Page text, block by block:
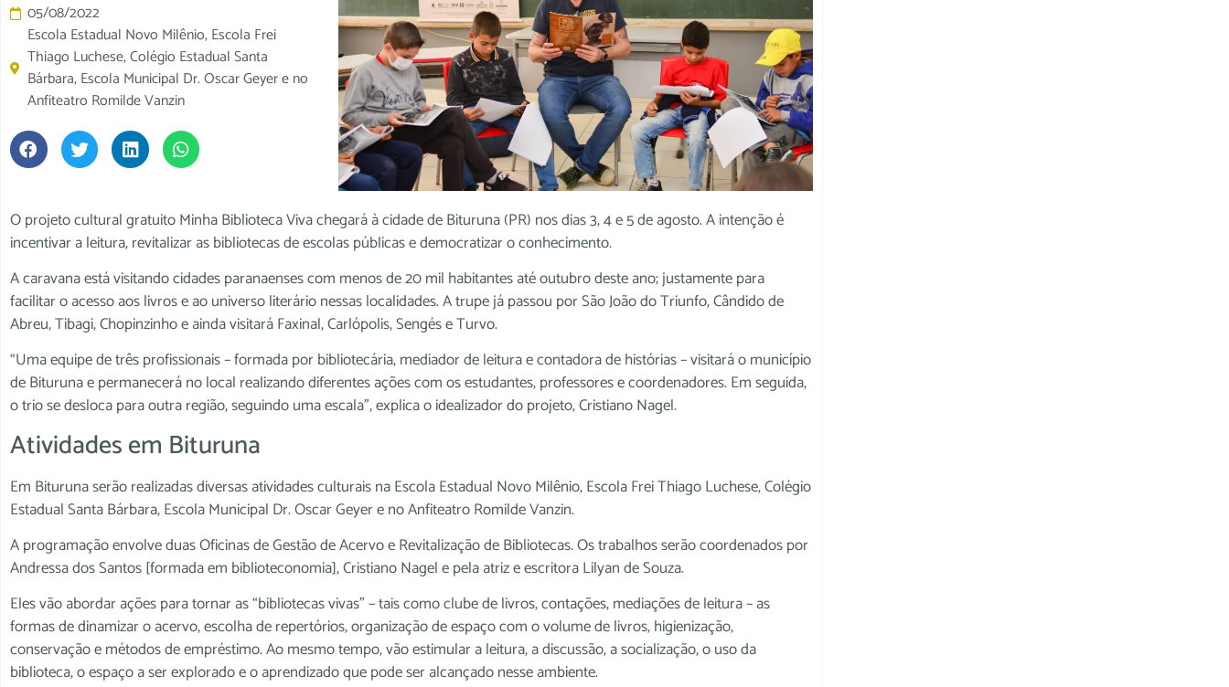
05/08/2022
Escola Estadual Novo Milênio, Escola Frei
Thiago Luchese, Colégio Estadual Santa
Bárbara, Escola Municipal Dr. Oscar Geyer e no
Anfiteatro Romilde Vanzin
O projeto cultural gratuito Minha Biblioteca Viva chegará à cidade de Bituruna (PR) nos dias 3, 4 e 5 de agosto. A intenção é
incentivar a leitura, revitalizar as bibliotecas de escolas públicas e democratizar o conhecimento.
A caravana está visitando cidades paranaenses com menos de 20 mil habitantes até outubro deste ano; justamente para
facilitar o acesso aos livros e ao universo literário nessas localidades. A trupe já passou por São João do Triunfo, Cândido de
Abreu, Tibagi, Chopinzinho e ainda visitará Faxinal, Carlópolis, Sengés e Turvo.
“Uma equipe de três profissionais – formada por bibliotecária, mediador de leitura e contadora de histórias – visitará o município
de Bituruna e permanecerá no local realizando diferentes ações com os estudantes, professores e coordenadores. Em seguida,
o trio se desloca para outra região, seguindo uma escala”, explica o idealizador do projeto, Cristiano Nagel.
Atividades em Bituruna
Em Bituruna serão realizadas diversas atividades culturais na Escola Estadual Novo Milênio, Escola Frei Thiago Luchese, Colégio
Estadual Santa Bárbara, Escola Municipal Dr. Oscar Geyer e no Anfiteatro Romilde Vanzin.
A programação envolve duas Oficinas de Gestão de Acervo e Revitalização de Bibliotecas. Os trabalhos serão coordenados por
Andressa dos Santos [formada em biblioteconomia], Cristiano Nagel e pela atriz e escritora Lilyan de Souza.
Eles vão abordar ações para tornar as “bibliotecas vivas” – tais como clube de livros, contações, mediações de leitura – as
formas de dinamizar o acervo, escolha de repertórios, organização de espaço com o volume de livros, higienização,
conservação e métodos de empréstimo. Ao mesmo tempo, vão estimular a leitura, a discussão, a socialização, o uso da
biblioteca, o espaço a ser explorado e o aprendizado que pode ser alcançado nesse ambiente.